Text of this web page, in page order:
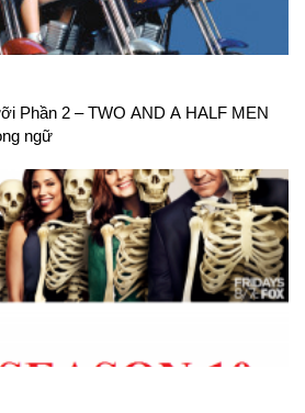
Phần 2 – TWO AND A HALF MEN
ngữ